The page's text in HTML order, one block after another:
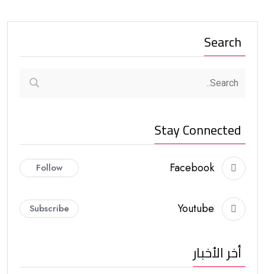
Search
Stay Connected
Facebook
Follow
Youtube
Subscribe
أخر الأخبار